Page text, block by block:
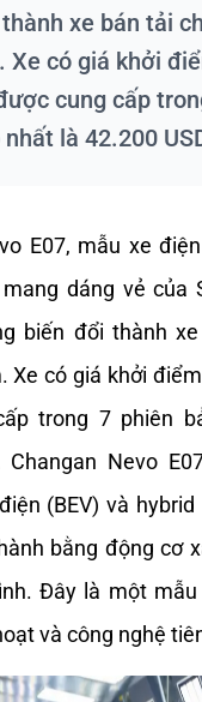
xe bán tải
Xe có giá khởi
cung cấp
là 42.200
E07, mẫu xe
dáng vẻ của
biến đổi thành
Xe có giá khởi
trong 7 phiên
Changan Nevo
(BEV) và hybrid
bằng động cơ
Đây là một
và công nghệ